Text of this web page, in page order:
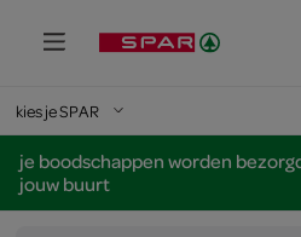
kies je SPAR
je boodschappen worden
jouw buurt